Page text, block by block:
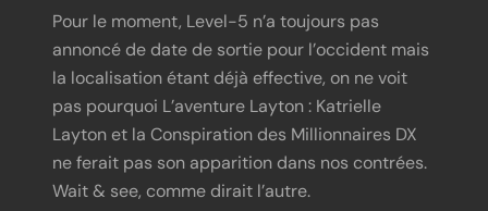
Pour le moment, Level-5 n’a toujours pas
annoncé de date de sortie pour l’occident mais
la localisation étant déjà effective, on ne voit
pas pourquoi L’aventure Layton : Katrielle
Layton et la Conspiration des Millionnaires DX
ne ferait pas son apparition dans nos contrées.
Wait & see, comme dirait l’autre.